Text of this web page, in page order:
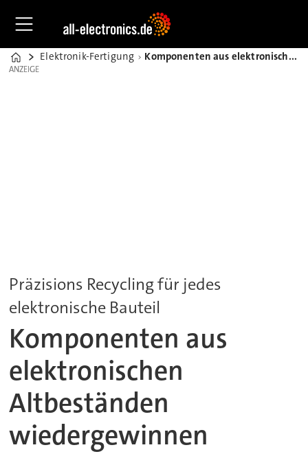
Home
Elektronik-Fertigung Komponenten aus elektronischen Altbeständen wiedergewinnen
ANZEIGE
ANZEIGE
Präzisions Recycling für jedes
elektronische Bauteil
Komponenten aus
elektronischen
Altbeständen
wiedergewinnen